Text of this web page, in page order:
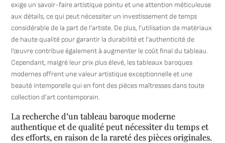
exige un savoir-faire artistique pointu et une attention méticuleuse
aux détails, ce qui peut nécessiter un investissement de temps
considérable de la part de l’artiste. De plus, l’utilisation de matériaux
de haute qualité pour garantir la durabilité et l’authenticité de
l’œuvre contribue également à augmenter le coût final du tableau.
Cependant, malgré leur prix plus élevé, les tableaux baroques
modernes offrent une valeur artistique exceptionnelle et une
beauté intemporelle qui en font des pièces maîtresses dans toute
collection d’art contemporain.
La recherche d’un tableau baroque moderne
authentique et de qualité peut nécessiter du temps et
des efforts, en raison de la rareté des pièces originales.